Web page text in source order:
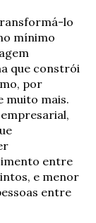
lo
mínimo
que constrói
por
muito mais.
entre
e menor
entre